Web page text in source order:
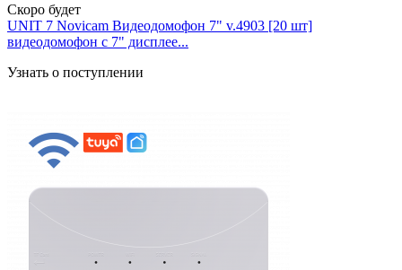
Скоро будет
UNIT 7 Novicam Видеодомофон 7" v.4903 [20 шт]
видеодомофон с 7" дисплее...
Узнать о поступлении